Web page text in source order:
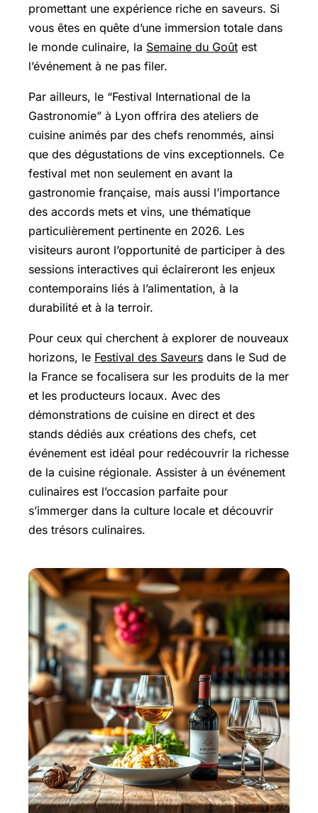
promettant une expérience riche en saveurs. Si
vous êtes en quête d’une immersion totale dans
le monde culinaire, la Semaine du Goût est
l’événement à ne pas filer.
Par ailleurs, le “Festival International de la
Gastronomie” à Lyon offrira des ateliers de
cuisine animés par des chefs renommés, ainsi
que des dégustations de vins exceptionnels. Ce
festival met non seulement en avant la
gastronomie française, mais aussi l’importance
des accords mets et vins, une thématique
particulièrement pertinente en 2026. Les
visiteurs auront l’opportunité de participer à des
sessions interactives qui éclaireront les enjeux
contemporains liés à l’alimentation, à la
durabilité et à la terroir.
Pour ceux qui cherchent à explorer de nouveaux
horizons, le Festival des Saveurs dans le Sud de
la France se focalisera sur les produits de la mer
et les producteurs locaux. Avec des
démonstrations de cuisine en direct et des
stands dédiés aux créations des chefs, cet
événement est idéal pour redécouvrir la richesse
de la cuisine régionale. Assister à un événement
culinaires est l’occasion parfaite pour
s’immerger dans la culture locale et découvrir
des trésors culinaires.